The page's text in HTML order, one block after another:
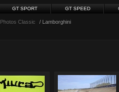
GT SPORT GT SPEED
Photos Classic / Lamborghini